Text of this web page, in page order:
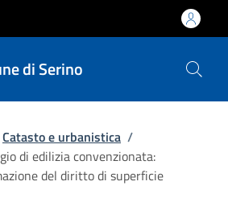
di Serino
Catasto e urbanistica /
di edilizia convenzionata:
del diritto di superficie